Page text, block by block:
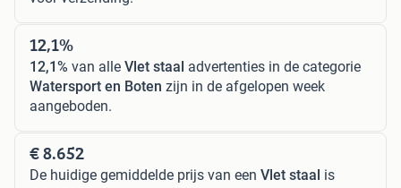
12,1%
12,1% van alle Vlet staal advertenties in de categorie
Watersport en Boten zijn in de afgelopen week
aangeboden.
€ 8.652
De huidige gemiddelde prijs van een Vlet staal is